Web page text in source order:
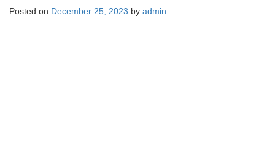
Posted on December 25, 2023 by admin